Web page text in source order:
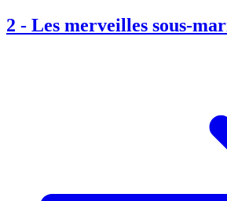
2 - Les merveilles sous-